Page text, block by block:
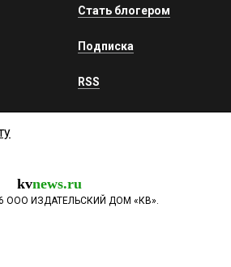
Стать блогером
Подписка
RSS
kvnews.ru
ООО ИЗДАТЕЛЬСКИЙ ДОМ «КВ».